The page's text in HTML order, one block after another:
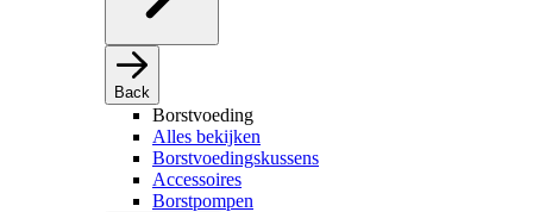
Back
Borstvoeding
Alles bekijken
Borstvoedingskussens
Accessoires
Borstpompen